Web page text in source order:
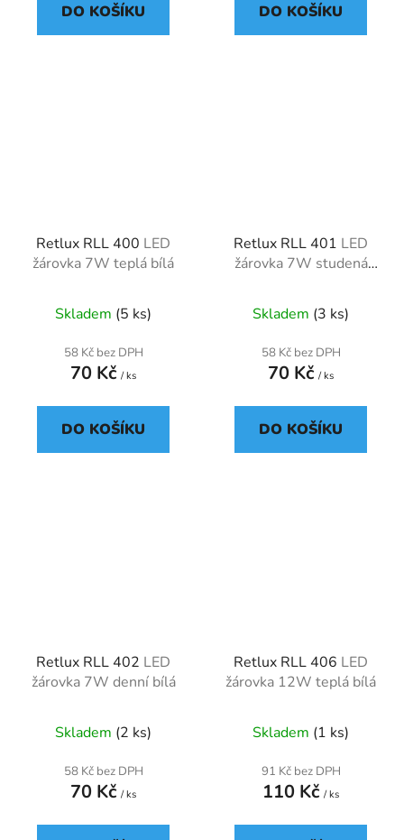
DO KOŠÍKU DO KOŠÍKU
Retlux RLL 400 LED
žárovka 7W teplá bílá
Skladem (5 ks)
58 Kč bez DPH
70 Kč / ks
DO KOŠÍKU
Retlux RLL 401 LED
žárovka 7W studená
Skladem (3 ks)
58 Kč bez DPH
70 Kč / ks
DO KOŠÍKU
Retlux RLL 402 LED
žárovka 7W denní bílá
Skladem (2 ks)
58 Kč bez DPH
70 Kč / ks
Retlux RLL 406 LED
žárovka 12W teplá bílá
Skladem (1 ks)
91 Kč bez DPH
110 Kč / ks